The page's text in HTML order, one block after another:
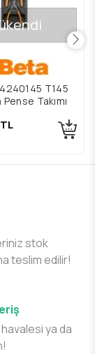
T145
Takımı
stok
teslim edilir!
ya da